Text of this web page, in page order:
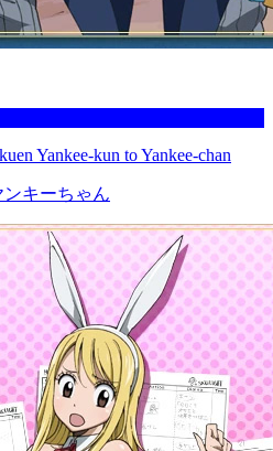
Yankee-kun to Yankee-chan
キーちゃん